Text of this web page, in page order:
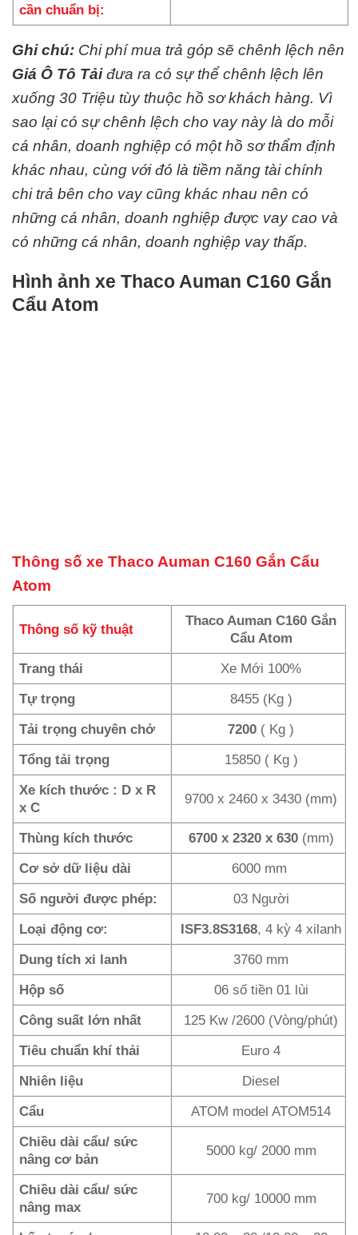
cần chuẩn bị:
Ghi chú: Chi phí mua trả góp sẽ chênh lệch nên
Giá Ô Tô Tảiđưa ra có sự thể chênh lệch lên
xuống 30 Triệu tùy thuộc hồ sơ khách hàng. Vì
sao lại có sự chênh lệch cho vay này là do mỗi
cá nhân, doanh nghiệp có một hồ sơ thẩm định
khác nhau, cùng với đó là tiềm năng tài chính
chi trả bên cho vay cũng khác nhau nên có
những cá nhân, doanh nghiệp được vay cao và
có những cá nhân, doanh nghiệp vay thấp.
Hình ảnh xe Thaco Auman C160 Gắn
Cẩu Atom
Thông số xe Thaco Auman C160 Gắn Cẩu
Atom
Thông số kỹ thuật
Thaco Auman C160 Gắn
Cẩu Atom
Trang thái
Xe Mới 100%
Tự trọng
8455 (Kg )
Tải trọng chuyên chở
7200 ( Kg )
Tổng tải trọng
15850 ( Kg )
Xe kích thước : D x R
x C
9700 x 2460 x 3430 (mm)
Thùng kích thước 6700 x 2320 x 630 (mm)
Cơ sở dữ liệu dài
6000 mm
Số người được phép:
03 Người
Loại động cơ:
ISF3.8S3168, 4 kỳ 4 xilanh
Dung tích xi lanh
3760 mm
Hộp số
06 số tiền 01 lùi
Công suất lớn nhất
125 Kw /2600 (Vòng/phút)
Tiêu chuẩn khí thải
Euro 4
Nhiên liệu
Diesel
Cẩu
ATOM model ATOM514
Chiều dài cẩu/ sức
nâng cơ bản
5000 kg/ 2000 mm
Chiều dài cẩu/ sức
nâng max
700 kg/ 10000 mm